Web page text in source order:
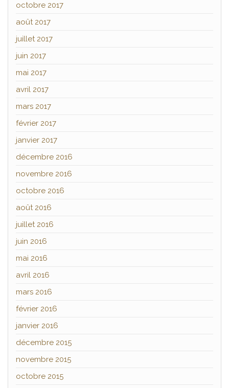
octobre 2017
août 2017
juillet 2017
juin 2017
mai 2017
avril 2017
mars 2017
février 2017
janvier 2017
décembre 2016
novembre 2016
octobre 2016
août 2016
juillet 2016
juin 2016
mai 2016
avril 2016
mars 2016
février 2016
janvier 2016
décembre 2015
novembre 2015
octobre 2015